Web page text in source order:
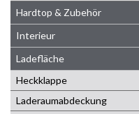
Hardtop & Zubehör
Interieur
Ladefläche
Heckklappe
Laderaumabdeckung